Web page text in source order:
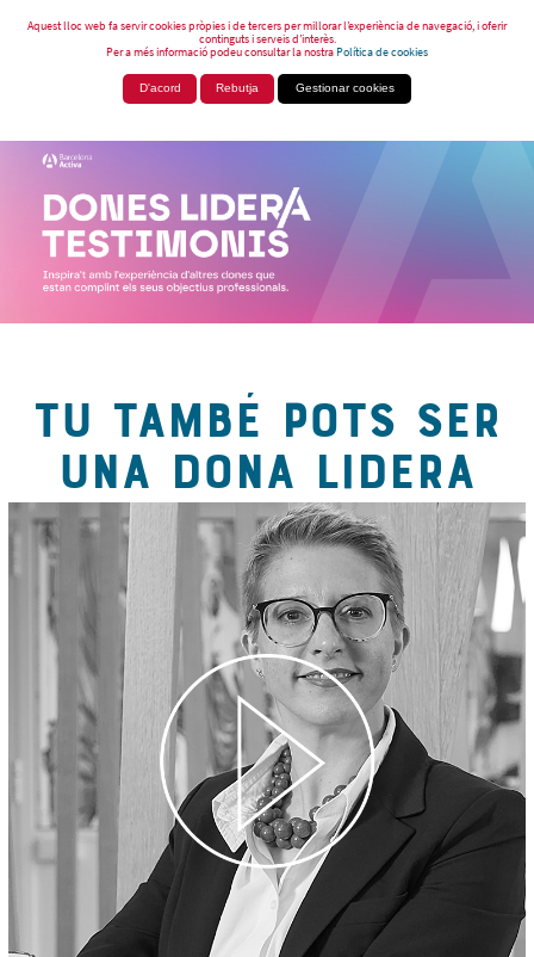
Aquest lloc web fa servir cookies pròpies i de tercers per millorar l’experiència de navegació, i oferir
continguts i serveis d’interès.
Per a més informació podeu consultar la nostraPolítica de cookies
D'acord Rebutja Gestionar cookies
TU TAMBÉ POTS SER
UNA DONA LIDERA